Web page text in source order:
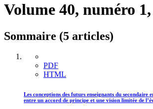
Volume 40, numéro
Sommaire (5 articles)
PDF
HTML
Les conceptions des futurs enseignants du secondaire
entre un accord de principe et une vision limitée de